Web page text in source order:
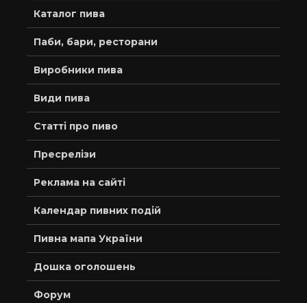
Каталог пива
Паби, бари, ресторани
Виробники пива
Види пива
Статті про пиво
Пресрелізи
Реклама на сайті
Календар пивних подій
Пивна мапа України
Дошка оголошень
Форум